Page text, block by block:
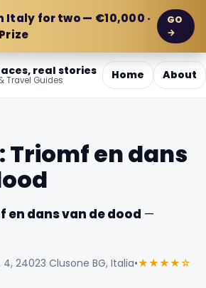
Italy for two — €10,000 ·
GO
→
real stories
Travel Guides Home About
Triomf en dans
en dans van de dood —
24023 Clusone BG, Italia•★★★★☆